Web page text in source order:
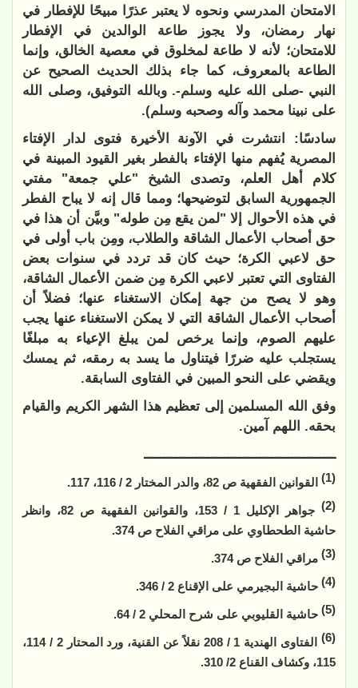
الامتحان المدرسي ونحوه لا يعتبر عذرًا مبيحًا للإفطار في
نهار رمضان، ولا يجوز طاعة الوالدين في الإفطار
للامتحان؛ لأنه لا طاعة لمخلوق في معصية الخالق، وإنما
الطاعة بالمعروف، كما جاء بذلك الحديث الصحيح عن
النبي -صلى الله عليه وسلم-. وبالله التوفيق، وصلى الله
على نبينا محمد وآله وصحبه وسلم).
سادسًا: انتشرت في الآونة الأخيرة فتوى لدار الإفتاء
المصرية يُفهم منها الإفتاء بالفطر بغير القيود المبينة في
كلام أهل العلم، وتصدى الشيخ "علي جمعة" مفتي
الجمهورية السابق لتوضيحها؛ ومما قال إنه لا يباح الفطر
في هذه الأحوال إلا "لمن يقع مِن طوله" وبيَّن أن هذا في
حق أصحاب الأعمال الشاقة والطلاب، ومِن باب أولى في
حق لاعبي الكرة؛ حيث كان قد تردد في سنوات بعض
الفتاوى التي تعتبر لاعبي الكرة مِن ضمن الأعمال الشاقة،
وهو لا يصح من جهة إمكان الاستغناء عنها؛ فضلاً أن
أصحاب الأعمال الشاقة التي لا يمكن الاستغناء عنها يجب
عليهم الصوم، وإنما يرخص لمن يبلغ الإعياء به مبلغًا
يستجلب عليه ضررًا فيتناول ما يسد به رمقه، ثم يمسك
ويقضي على النحو المبين في الفتاوى السابقة.
وفق الله المسلمين إلى تعظيم هذا الشهر الكريم والقيام
بحقه. اللهم آمين.
ــــــــــــــــــــــــــــــــــــــــــــــــ
(1)
القوانين الفقهية ص 82، والدر المختار 2 / 116، 117.
(2)
جواهر الإكليل 1 / 153، والقوانين الفقهية ص 82، وانظر
حاشية الطحطاوي على مراقي الفلاح ص 374.
(3)
مراقي الفلاح ص 374.
(4)
حاشية البجيرمي على الإقناع 2 / 346.
(5)
حاشية القليوبي على شرح المحلي 2 / 64.
(6)
الفتاوى الهندية 1 / 208 نقلاً عن القنية، ورد المحتار 2 / 114،
115، وكشاف القناع 2/ 310.